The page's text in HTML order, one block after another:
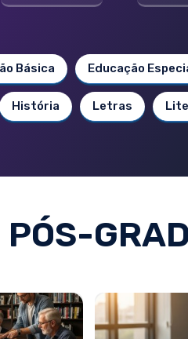
Básica Educação
História Letras
PÓS-